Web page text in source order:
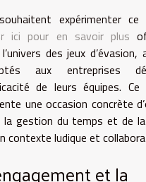
expérimenter
ici pour en savoir plus
des jeux d’évasion,
aux entreprises
de leurs équipes.
une occasion concrète
la gestion du temps et de
contexte ludique et
et la